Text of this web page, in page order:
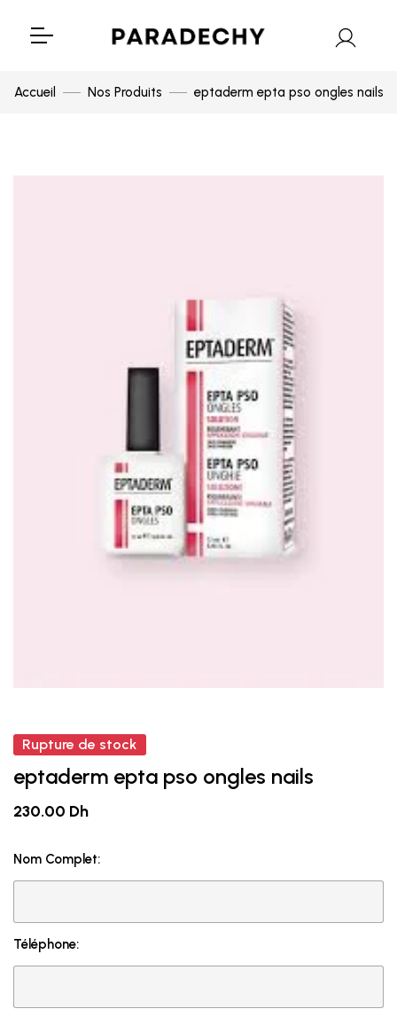
Accueil Nos Produits eptaderm epta pso ongles nails
Rupture de stock
eptaderm epta pso ongles nails
230.00 Dh
Nom Complet:
Téléphone: